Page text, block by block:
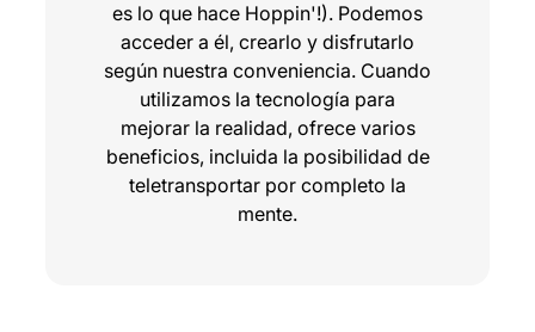
es lo que hace Hoppin'!). Podemos
acceder a él, crearlo y disfrutarlo
según nuestra conveniencia. Cuando
utilizamos la tecnología para
mejorar la realidad, ofrece varios
beneficios, incluida la posibilidad de
teletransportar por completo la
mente.